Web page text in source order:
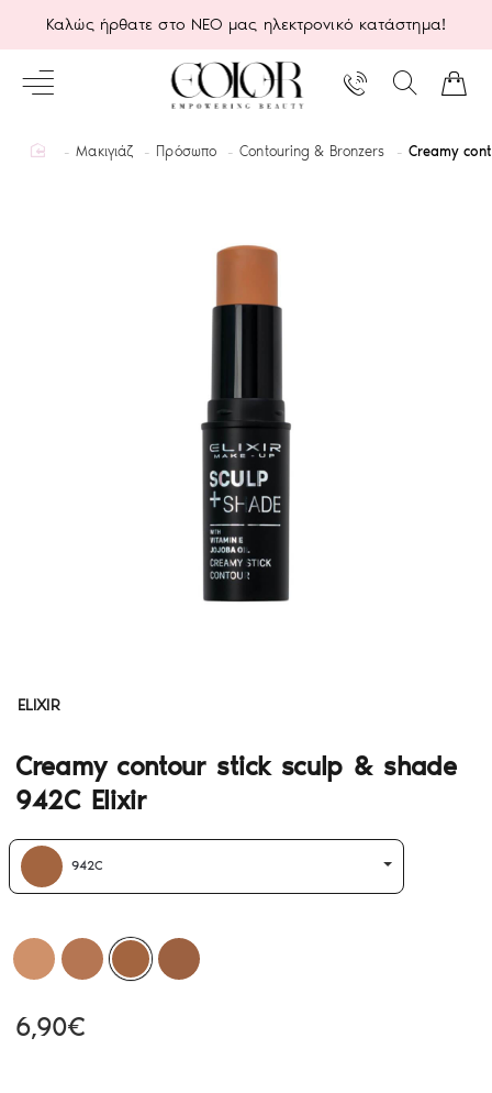
Καλώς ήρθατε στο ΝΕΟ μας ηλεκτρονικό κατάστημα!
homeΜακιγιάζ Πρόσωπο Contouring & Bronzers Creamy
ELIXIR
Creamy contour stick sculp & shade
942C Elixir
6,90€
942C